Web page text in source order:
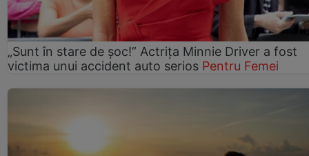
„Sunt în stare de șoc!” Actrița Minnie Driver a fost
victima unui accident auto serios Pentru Femei